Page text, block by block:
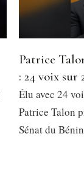
Patrice
: 24 voix sur
Élu avec 24
Patrice Talon
Sénat du